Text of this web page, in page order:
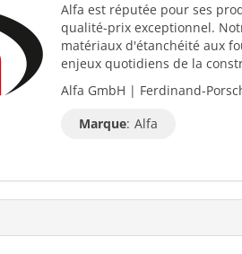
Alfa est réputée pour ses
qualité-prix exceptionnel.
matériaux d'étanchéité aux
enjeux quotidiens de la
Alfa GmbH | Ferdinand-
Marque: Alfa